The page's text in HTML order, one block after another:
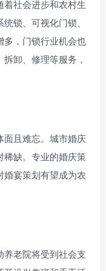
社会进步和农村生
锁、可视化门锁、
多，门锁行业机会也
卸、修理等服务，
面且难忘。城市婚庆
稀缺。专业的婚庆策
宴策划有望成为农
老院将受到社会支